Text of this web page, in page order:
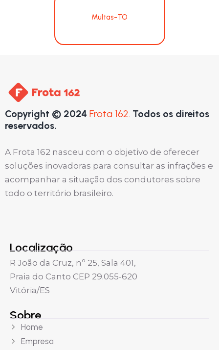
Multas-TO
Copyright © 2024 Frota 162. Todos os direitos
reservados.
A Frota 162 nasceu com o objetivo de oferecer
soluções inovadoras para consultar as infrações e
acompanhar a situação dos condutores sobre
todo o território brasileiro.
Localização
R João da Cruz, nº 25, Sala 401,
Praia do Canto CEP 29.055-620
Vitória/ES
Sobre
Home
Empresa